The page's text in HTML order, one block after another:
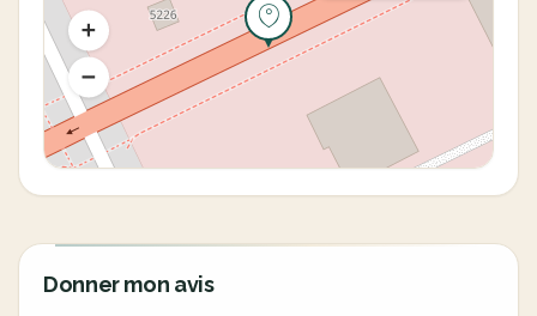
Donner mon avis